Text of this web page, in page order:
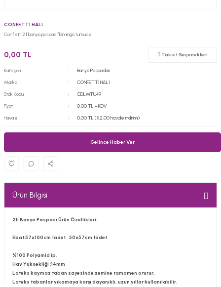
CONFETTİ HALI
Confetti 2 li banyo paspas flamingo turkuaz
0,00 TL Taksit Seçenekleri
Kategori
Banyo Paspasları
Marka
CONFETTİ HALI
Stok Kodu
CDLMTU49
Fiyat
0,00 TL + KDV
Havale
0,00 TL (%2,00 havale indirimi)
Gelince Haber Ver
Ürün Bilgisi
2li Banyo Paspası Ürün Özellikleri;
Ebat:57x100cm 1adet, 50x57cm 1adet
%100 Polyamid ip.
Hav Yüksekliği :14mm
Lateks kaymaz taban sayesinde zemine tamamen oturur.
Lateks tabanlar yıkamaya karşı dayanıklı, uzun yıllar kullanılabilir.